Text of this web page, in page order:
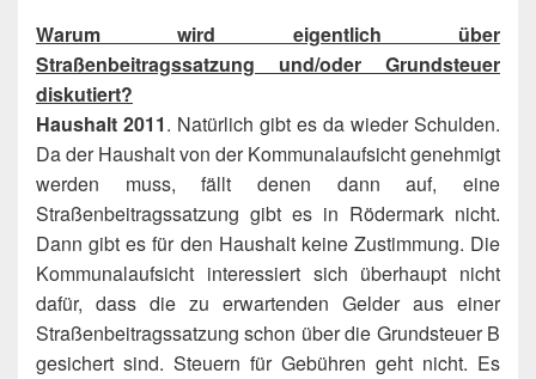
Warum wird eigentlich über
Straßenbeitragssatzung und/oder Grundsteuer
diskutiert?
Haushalt 2011. Natürlich gibt es da wieder Schulden.
Da der Haushalt von der Kommunalaufsicht genehmigt
werden muss, fällt denen dann auf, eine
Straßenbeitragssatzung gibt es in Rödermark nicht.
Dann gibt es für den Haushalt keine Zustimmung. Die
Kommunalaufsicht interessiert sich überhaupt nicht
dafür, dass die zu erwartenden Gelder aus einer
Straßenbeitragssatzung schon über die Grundsteuer B
gesichert sind. Steuern für Gebühren geht nicht. Es